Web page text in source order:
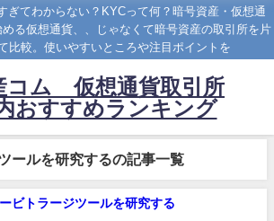
ぎてわからない？KYCって何？暗号資産・仮想通
る仮想通貨、、じゃなくて暗号資産の取引所を片
比較。使いやすいところや注目ポイントを
コム 仮想通貨取引所
おすすめランキング
ールを研究するの記事一覧
ビトラージツールを研究する